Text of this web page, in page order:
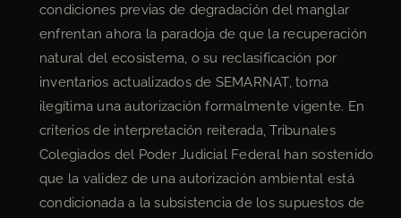
condiciones previas de degradación del manglar
enfrentan ahora la paradoja de que la recuperación
natural del ecosistema, o su reclasificación por
inventarios actualizados de SEMARNAT, torna
ilegítima una autorización formalmente vigente. En
criterios de interpretación reiterada, Tribunales
Colegiados del Poder Judicial Federal han sostenido
que la validez de una autorización ambiental está
condicionada a la subsistencia de los supuestos de